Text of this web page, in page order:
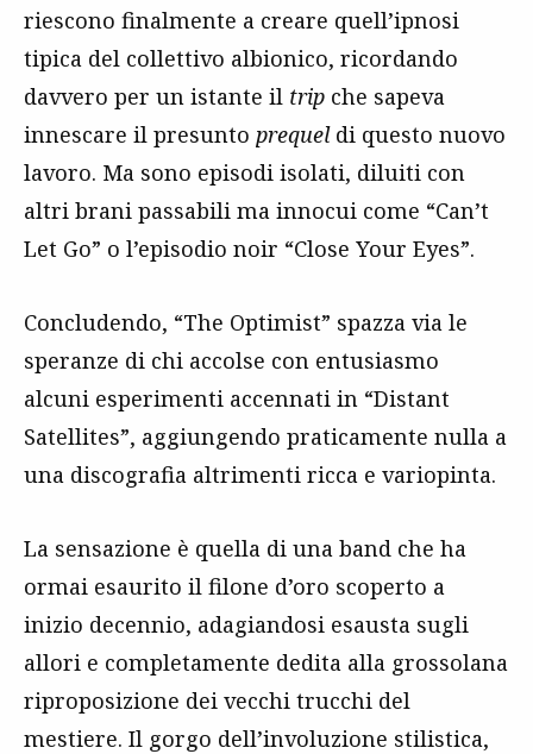
riescono finalmente a creare quell’ipnosi
tipica del collettivo albionico, ricordando
davvero per un istante il trip che sapeva
innescare il presunto prequeldi questo nuovo
lavoro. Ma sono episodi isolati, diluiti con
altri brani passabili ma innocui come “Can’t
Let Go” o l’episodio noir “Close Your Eyes”.
Concludendo, “The Optimist” spazza via le
speranze di chi accolse con entusiasmo
alcuni esperimenti accennati in “Distant
Satellites”, aggiungendo praticamente nulla a
una discografia altrimenti ricca e variopinta.
La sensazione è quella di una band che ha
ormai esaurito il filone d’oro scoperto a
inizio decennio, adagiandosi esausta sugli
allori e completamente dedita alla grossolana
riproposizione dei vecchi trucchi del
mestiere. Il gorgo dell’involuzione stilistica,